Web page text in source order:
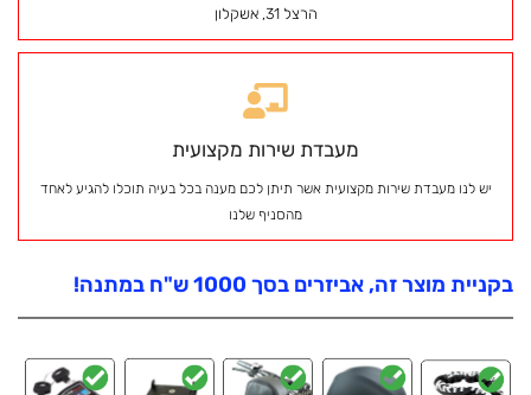
מעבדת שירות מקצועית
יש לנו מעבדת שירות מקצועית אשר תיתן לכם מענה בכל בעיה תוכלו להגיע לאחד
מהסניף שלנו
הרצל 31, אשקלון
בקניית מוצר זה, אביזרים בסך 1000 ש"ח במתנה!